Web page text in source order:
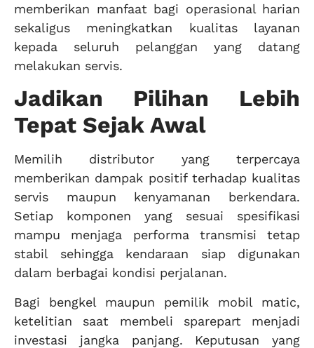
memberikan manfaat bagi operasional harian
sekaligus meningkatkan kualitas layanan
kepada seluruh pelanggan yang datang
melakukan servis.
Jadikan Pilihan Lebih
Tepat Sejak Awal
Memilih distributor yang terpercaya
memberikan dampak positif terhadap kualitas
servis maupun kenyamanan berkendara.
Setiap komponen yang sesuai spesifikasi
mampu menjaga performa transmisi tetap
stabil sehingga kendaraan siap digunakan
dalam berbagai kondisi perjalanan.
Bagi bengkel maupun pemilik mobil matic,
ketelitian saat membeli sparepart menjadi
investasi jangka panjang. Keputusan yang